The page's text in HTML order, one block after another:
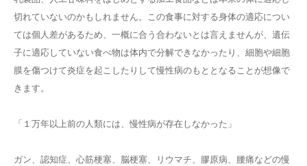
切れていないのかもしれません。この食事に対する身体の適応につい
ては個人差があるため、一概に合う合わないとは言えませんが、遺伝
子に適応していない食べ物は体内で分解できなかったり、細胞や細胞
膜を傷つけて炎症を起こしたりして慢性病のもととなることが想像で
きます。
「１万年以上前の人類には、慢性病が存在しなかった」
ガン、認知症、心筋梗塞、脳梗塞、リウマチ、膠原病、腰痛などの慢